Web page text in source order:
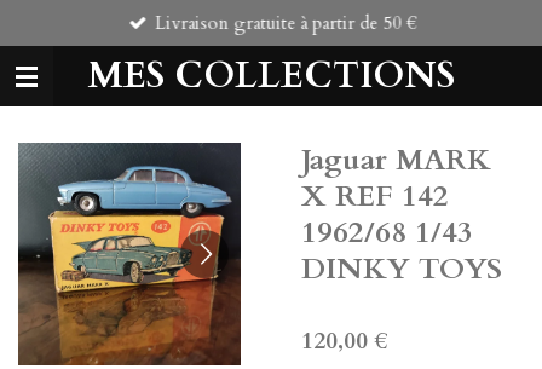
au
contenu
principal
MES COLLECTIONS
Livraison gratuite à partir de 50 €
Jaguar MARK
X REF 142
1962/68 1/43
DINKY TOYS
120,00 €